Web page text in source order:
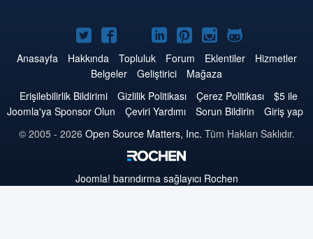
Twitter'da
Joomla
Facebook'da
Joomla
YouTube'da
Joomla
LinkedIn'de
Joomla
Pinterest'de
Joomla
Instagram'da
Joomla
GitHub'da
Joomla
Anasayfa Hakkında Topluluk Forum Eklentiler
Hizmetler
Belgeler
Geliştirici
Mağaza
Erişilebilirlik Bildirimi
Gizlilik Politikası Çerez Politikası
$5 ile
Joomla'ya Sponsor Olun
Çeviri Yardımı Sorun Bildirin
Giriş yap
© 2005 - 2026 Open Source Matters, Inc. Tüm Hakları Saklıdır.
Joomla! barındırma sağlayıcı Rochen